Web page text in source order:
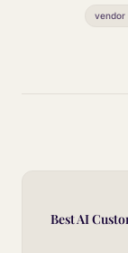
vendor
Best AI